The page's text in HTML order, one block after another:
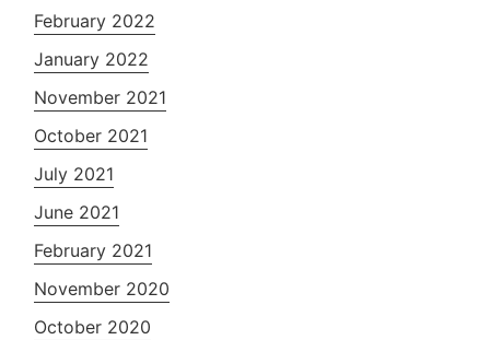
February 2022
January 2022
November 2021
October 2021
July 2021
June 2021
February 2021
November 2020
October 2020